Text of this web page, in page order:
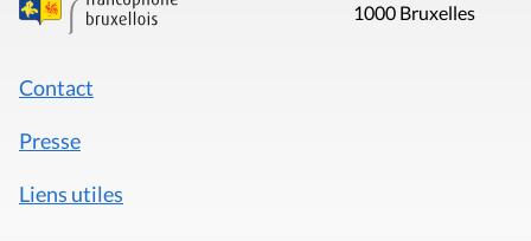
1000 Bruxelles
Contact
Presse
Liens utiles